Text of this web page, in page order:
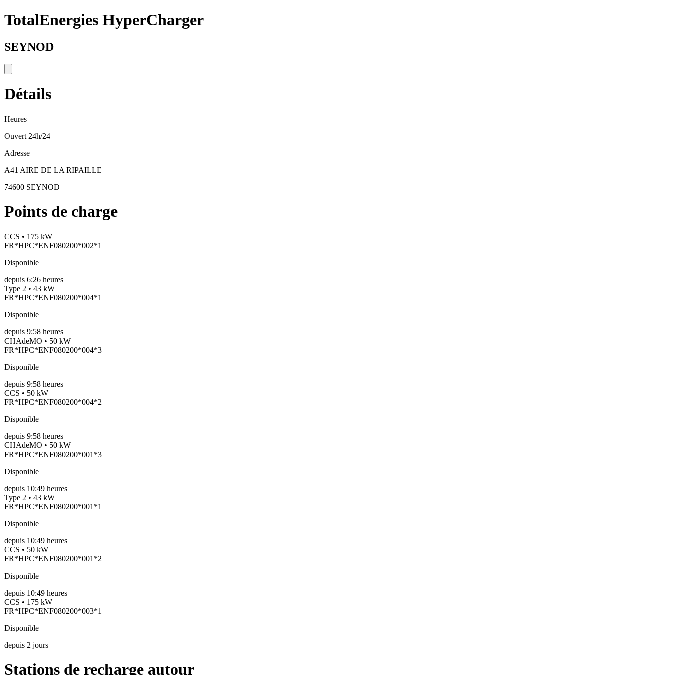
TotalEnergies HyperCharger
SEYNOD
Détails
Heures
Ouvert 24h/24
Adresse
A41 AIRE DE LA RIPAILLE
74600 SEYNOD
Points de charge
CCS • 175 kW
FR*HPC*ENF080200*002*1
Disponible
depuis 6:26 heures
Type 2 • 43 kW
FR*HPC*ENF080200*004*1
Disponible
depuis 9:58 heures
CHAdeMO • 50 kW
FR*HPC*ENF080200*004*3
Disponible
depuis 9:58 heures
CCS • 50 kW
FR*HPC*ENF080200*004*2
Disponible
depuis 9:58 heures
CHAdeMO • 50 kW
FR*HPC*ENF080200*001*3
Disponible
depuis 10:49 heures
Type 2 • 43 kW
FR*HPC*ENF080200*001*1
Disponible
depuis 10:49 heures
CCS • 50 kW
FR*HPC*ENF080200*001*2
Disponible
depuis 10:49 heures
CCS • 175 kW
FR*HPC*ENF080200*003*1
Disponible
depuis 2 jours
Stations de recharge autour